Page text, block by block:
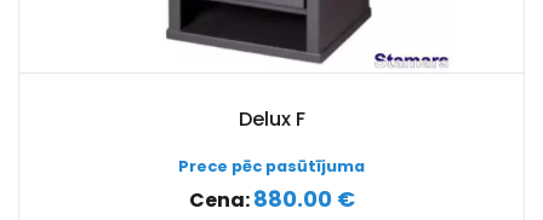
Delux F
Prece pēc pasūtījuma
Cena:880.00 €